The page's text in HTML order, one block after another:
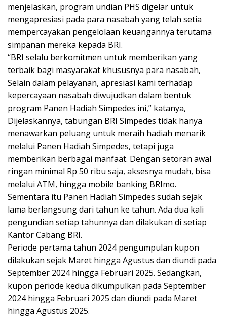
menjelaskan, program undian PHS digelar untuk
mengapresiasi pada para nasabah yang telah setia
mempercayakan pengelolaan keuangannya terutama
simpanan mereka kepada BRI.
“BRI selalu berkomitmen untuk memberikan yang
terbaik bagi masyarakat khususnya para nasabah,
Selain dalam pelayanan, apresiasi kami terhadap
kepercayaan nasabah diwujudkan dalam bentuk
program Panen Hadiah Simpedes ini,” katanya,
Dijelaskannya, tabungan BRI Simpedes tidak hanya
menawarkan peluang untuk meraih hadiah menarik
melalui Panen Hadiah Simpedes, tetapi juga
memberikan berbagai manfaat. Dengan setoran awal
ringan minimal Rp 50 ribu saja, aksesnya mudah, bisa
melalui ATM, hingga mobile banking BRImo.
Sementara itu Panen Hadiah Simpedes sudah sejak
lama berlangsung dari tahun ke tahun. Ada dua kali
pengundian setiap tahunnya dan dilakukan di setiap
Kantor Cabang BRI.
Periode pertama tahun 2024 pengumpulan kupon
dilakukan sejak Maret hingga Agustus dan diundi pada
September 2024 hingga Februari 2025. Sedangkan,
kupon periode kedua dikumpulkan pada September
2024 hingga Februari 2025 dan diundi pada Maret
hingga Agustus 2025.